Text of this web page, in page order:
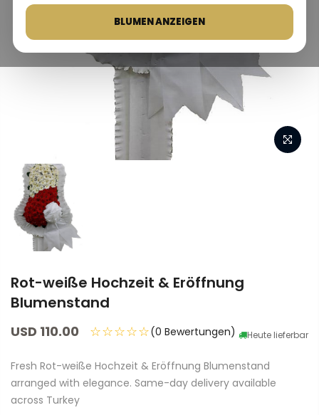
BLUMEN ANZEIGEN
Rot-weiße Hochzeit & Eröffnung
Blumenstand
USD 110.00 Heute lieferbar
☆☆☆☆☆(0 Bewertungen)
Fresh Rot-weiße Hochzeit & Eröffnung Blumenstand
arranged with elegance. Same-day delivery available
across Turkey